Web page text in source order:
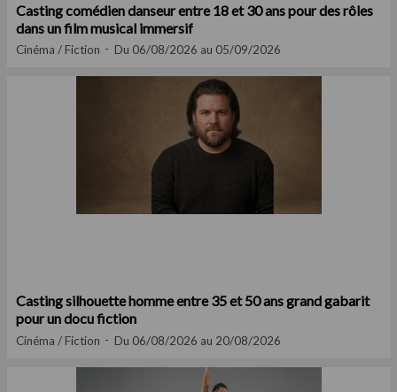
Casting comédien danseur entre 18 et 30 ans pour des rôles
dans un film musical immersif
Cinéma / Fiction Du 06/08/2026 au 05/09/2026
Casting silhouette homme entre 35 et 50 ans grand gabarit
pour un docu fiction
Cinéma / Fiction Du 06/08/2026 au 20/08/2026